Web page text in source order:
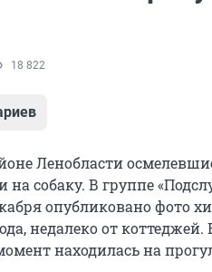
18 822
Ленобласти
на собаку. В группе
опубликовано фото
недалеко от коттеджей.
находилась на